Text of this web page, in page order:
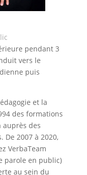
pendant 3
vers le
puis
et la
des formations
des
De 2007 à 2020,
VerbaTeam
parole en public)
au sein du